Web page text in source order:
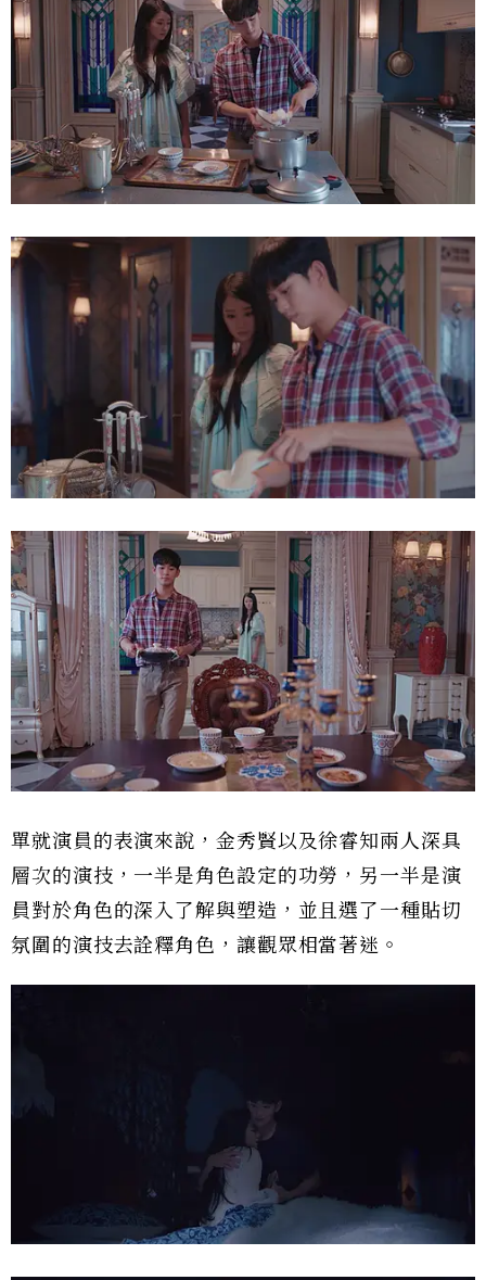
單就演員的表演來說，金秀賢以及徐睿知兩人深具
層次的演技，一半是角色設定的功勞，另一半是演
員對於角色的深入了解與塑造，並且選了一種貼切
氛圍的演技去詮釋角色，讓觀眾相當著迷。